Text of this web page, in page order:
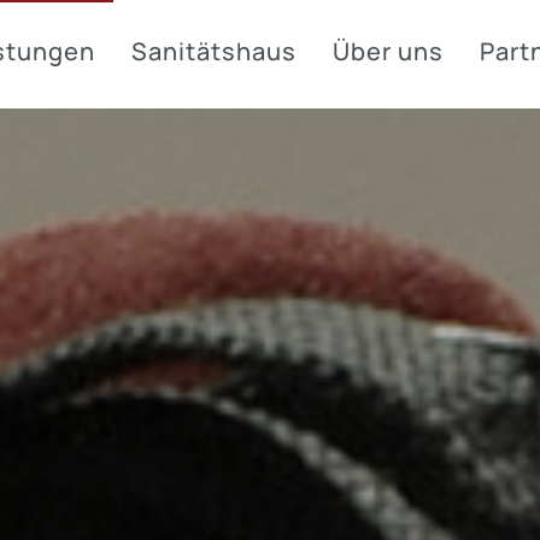
Sanitätshaus Über uns